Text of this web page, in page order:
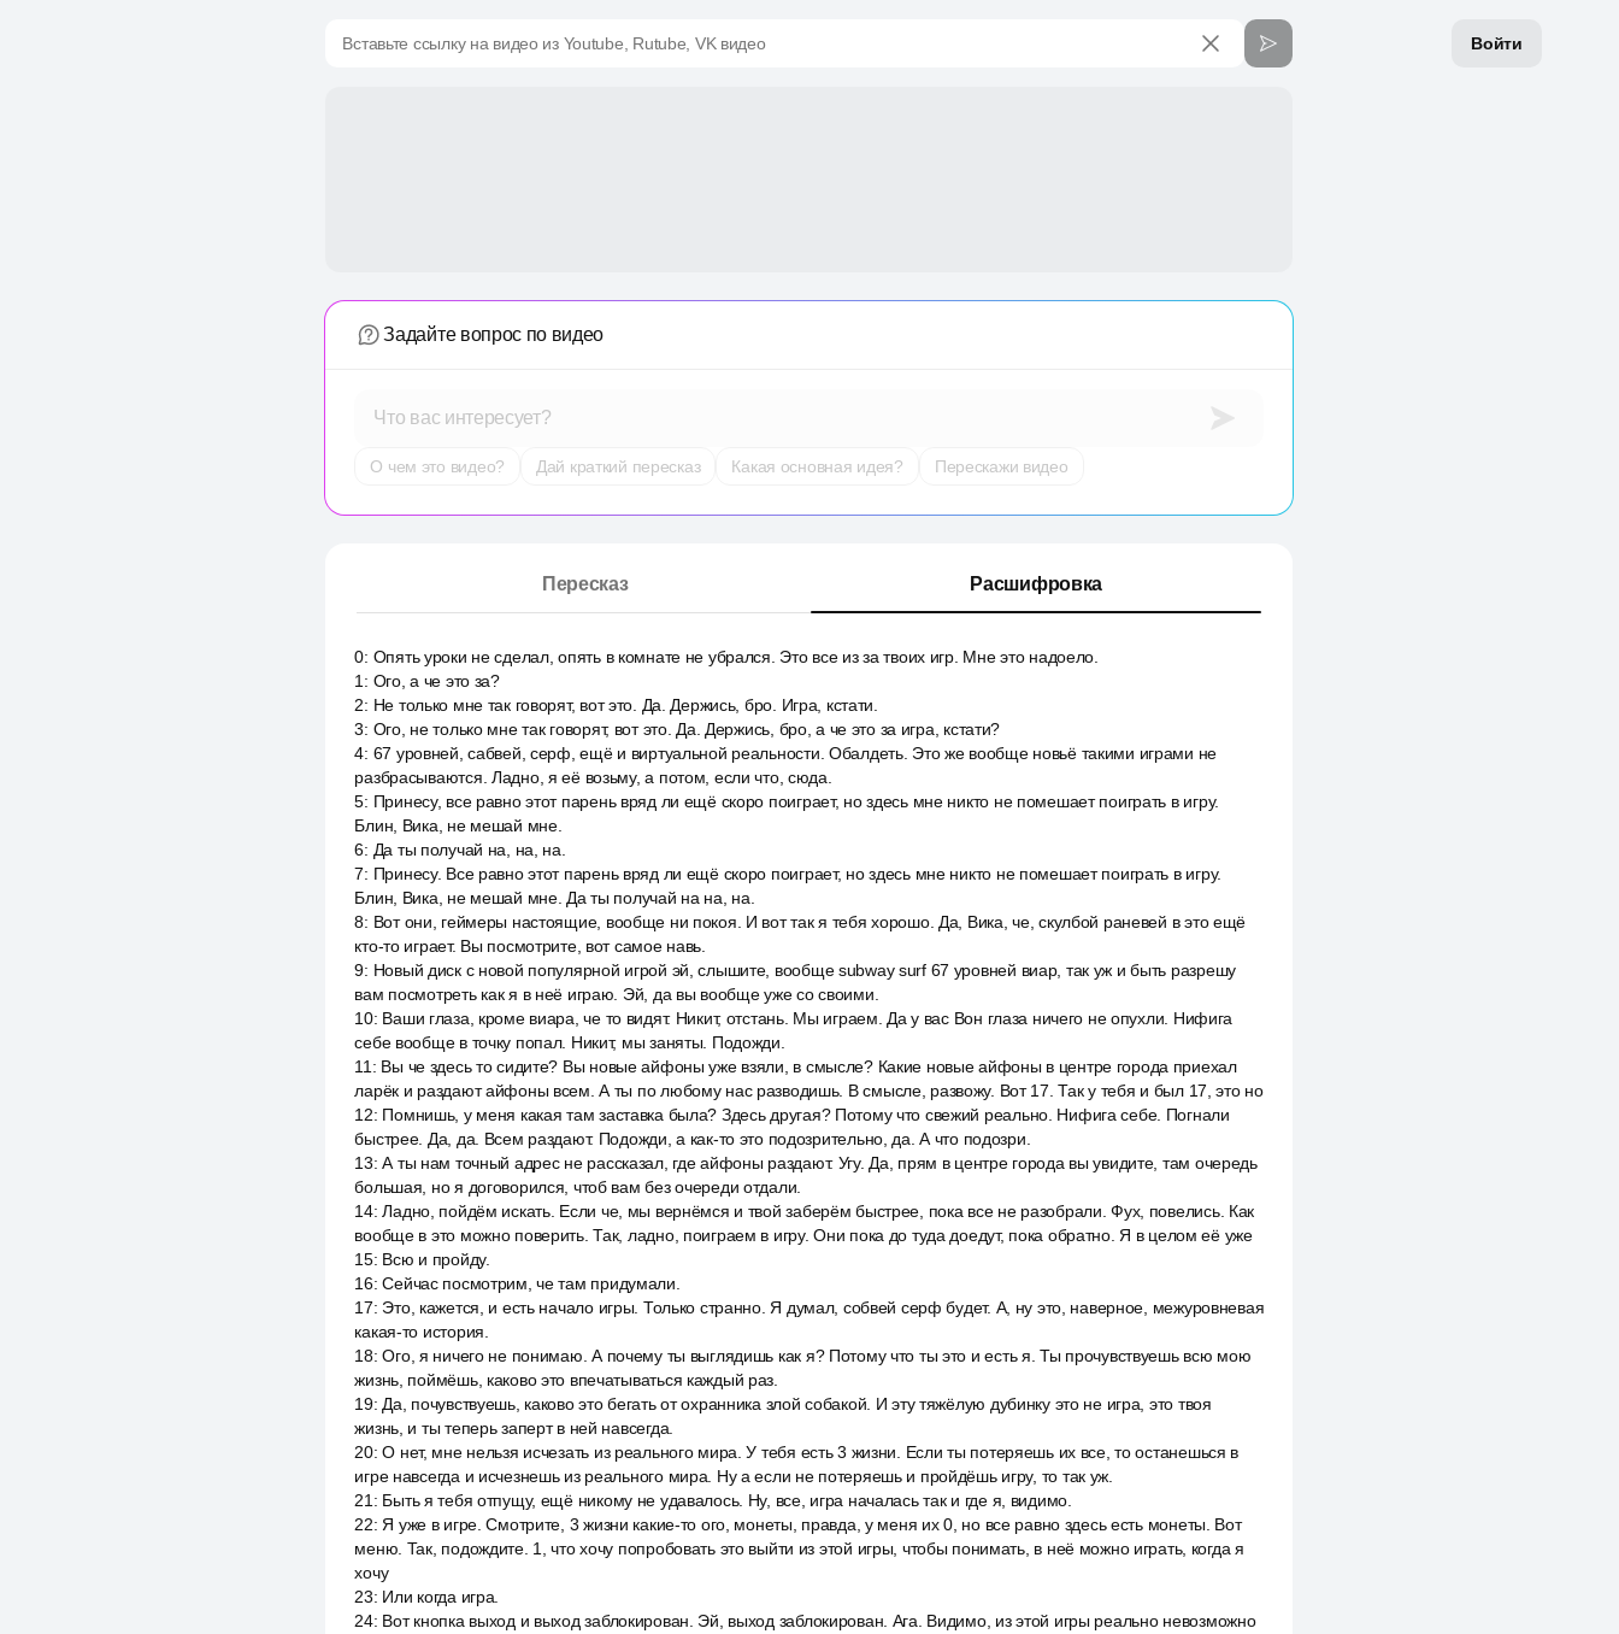
Войти
Вставьте ссылку на видео из Youtube, Rutube, VK видео
Задайте вопрос по видео
Что вас интересует?
О чем это видео? Дай краткий пересказ Какая основная идея? Перескажи видео
Пересказ Расшифровка
0: Опять уроки не сделал, опять в комнате не убрался. Это все из за твоих игр. Мне это надоело.
1 : Ого, а че это за?
2: Не только мне так говорят, вот это. Да. Держись, бро. Игра, кстати.
3: Ого, не только мне так говорят, вот это. Да. Держись, бро, а че это за игра, кстати?
4: 67 уровней, сабвей, серф, ещё и виртуальной реальности. Обалдеть. Это же вообще новьё такими играми не
разбрасываются. Ладно, я её возьму, а потом, если что, сюда.
5: Принесу, все равно этот парень вряд ли ещё скоро поиграет, но здесь мне никто не помешает поиграть в игру.
Блин, Вика, не мешай мне.
6: Да ты получай на, на, на.
7: Принесу. Все равно этот парень вряд ли ещё скоро поиграет, но здесь мне никто не помешает поиграть в игру.
Блин, Вика, не мешай мне. Да ты получай на на, на.
8: Вот они, геймеры настоящие, вообще ни покоя. И вот так я тебя хорошо. Да, Вика, че, скулбой раневей в это ещё
кто-то играет. Вы посмотрите, вот самое навь.
9: Новый диск с новой популярной игрой эй, слышите, вообще subway surf 67 уровней виар, так уж и быть разрешу
вам посмотреть как я в неё играю. Эй, да вы вообще уже со своими.
10: Ваши глаза, кроме виара, че то видят. Никит, отстань. Мы играем. Да у вас Вон глаза ничего не опухли. Нифига
себе вообще в точку попал. Никит, мы заняты. Подожди.
11 : Вы че здесь то сидите? Вы новые айфоны уже взяли, в смысле? Какие новые айфоны в центре города приехал
ларёк и раздают айфоны всем. А ты по любому нас разводишь. В смысле, развожу. Вот 17. Так у тебя и был 17, это но
12: Помнишь, у меня какая там заставка была? Здесь другая? Потому что свежий реально. Нифига себе. Погнали
быстрее. Да, да. Всем раздают. Подожди, а как-то это подозрительно, да. А что подозри.
13:А ты нам точный адрес не рассказал, где айфоны раздают. Угу. Да, прям в центре города вы увидите, там очередь
большая, но я договорился, чтоб вам без очереди отдали.
14:Ладно, пойдём искать. Если че, мы вернёмся и твой заберём быстрее, пока все не разобрали. Фух, повелись. Как
вообще в это можно поверить. Так, ладно, поиграем в игру. Они пока до туда доедут, пока обратно. Я в целом её уже
15: Всю и пройду.
16:Сейчас посмотрим, че там придумали.
17: Это, кажется, и есть начало игры. Только странно. Я думал, собвей серф будет. А, ну это, наверное, межуровневая
какая-то история.
18:Ого, я ничего не понимаю. А почему ты выглядишь как я? Потому что ты это и есть я. Ты прочувствуешь всю мою
жизнь, поймёшь, каково это впечатываться каждый раз.
19: Да, почувствуешь, каково это бегать от охранника злой собакой. И эту тяжёлую дубинку это не игра, это твоя
жизнь, и ты теперь заперт в ней навсегда.
20:О нет, мне нельзя исчезать из реального мира. У тебя есть 3 жизни. Если ты потеряешь их все, то останешься в
игре навсегда и исчезнешь из реального мира. Ну а если не потеряешь и пройдёшь игру, то так уж.
21 : Быть я тебя отпущу, ещё никому не удавалось. Ну, все, игра началась так и где я, видимо.
22: Я уже в игре. Смотрите, 3 жизни какие-то ого, монеты, правда, у меня их 0, но все равно здесь есть монеты. Вот
меню. Так, подождите. 1, что хочу попробовать это выйти из этой игры, чтобы понимать, в неё можно играть, когда я
хочу
23: Или когда игра.
24: Вот кнопка выход и выход заблокирован. Эй, выход заблокирован. Ага. Видимо, из этой игры реально невозможно